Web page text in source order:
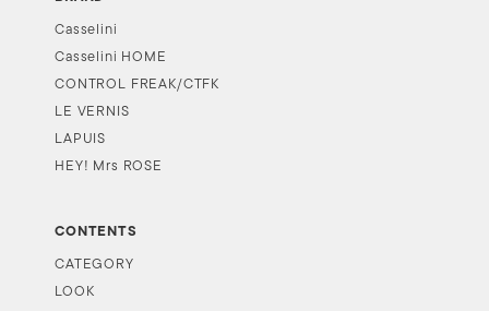
Casselini
Casselini HOME
CONTROL FREAK/CTFK
LE VERNIS
LAPUIS
HEY! Mrs ROSE
CONTENTS
CATEGORY
LOOK